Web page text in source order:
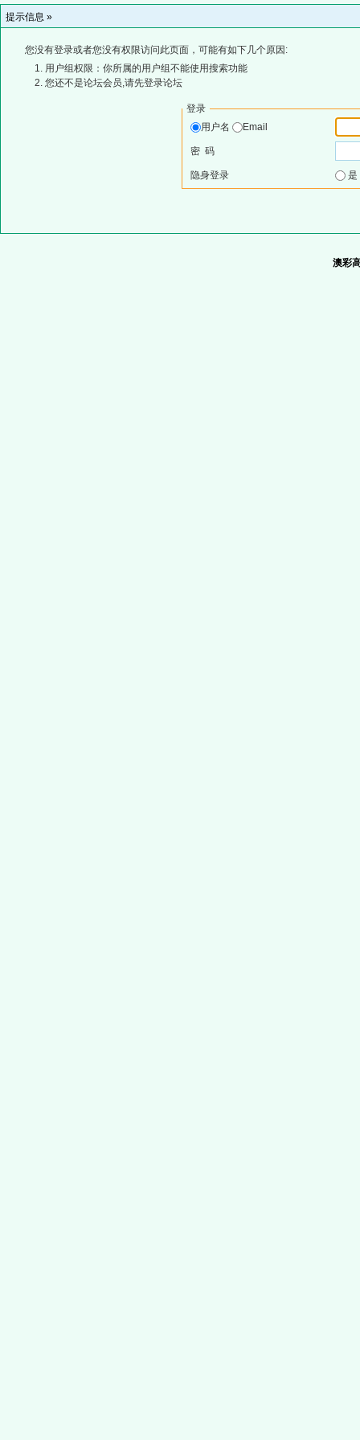
提示信息 »
您没有登录或者您没有权限访问此页面，可能有如下几个原因:
用户组权限：你所属的用户组不能使用搜索功能
您还不是论坛会员,请先登录论坛
登录
用户名
Email
密 码
隐身登录
澳彩